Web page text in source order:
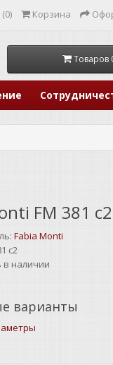
Корзина
Товаров
FM 381 c2
Fabia Monti
c2
в наличии
варианты